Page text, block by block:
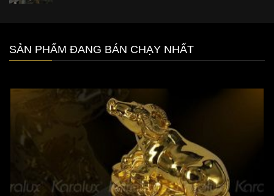
SẢN PHẨM ĐANG BÁN CHẠY NHẤT